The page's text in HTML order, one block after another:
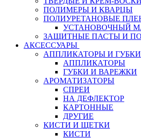
ПОЛИМЕРЫ И КВАРЦЫ
ПОЛИУРЕТАНОВЫЕ
УСТАНОВОЧНЫЙ
ЗАЩИТНЫЕ ПАСТЫ И
АКСЕССУАРЫ
АППЛИКАТОРЫ И ГУБКИ
АППЛИКАТОРЫ
ГУБКИ И ВАРЕЖКИ
АРОМАТИЗАТОРЫ
СПРЕИ
НА ДЕФЛЕКТОР
КАРТОННЫЕ
ДРУГИЕ
КИСТИ И ЩЕТКИ
КИСТИ